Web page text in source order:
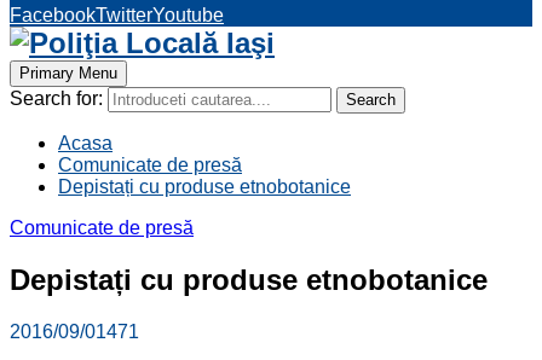
FacebookTwitterYoutube
Primary Menu
Search for: Search
Acasa
Comunicate de presă
Depistați cu produse etnobotanice
Comunicate de presă
Depistați cu produse etnobotanice
2016/09/01471